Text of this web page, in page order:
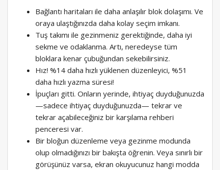
Bağlantı haritaları ile daha anlaşılır blok dolaşımı. Ve
oraya ulaştığınızda daha kolay seçim imkanı.
Tuş takımı ile gezinmeniz gerektiğinde, daha iyi
sekme ve odaklanma. Artı, neredeyse tüm
bloklara kenar çubuğundan sekebilirsiniz.
Hız! %14 daha hızlı yüklenen düzenleyici, %51
daha hızlı yazma süresi!
İpuçları gitti. Onların yerinde, ihtiyaç duyduğunuzda
—sadece ihtiyaç duyduğunuzda— tekrar ve
tekrar açabileceğiniz bir karşılama rehberi
penceresi var.
Bir bloğun düzenleme veya gezinme modunda
olup olmadığınızı bir bakışta öğrenin. Veya sınırlı bir
görüşünüz varsa, ekran okuyucunuz hangi modda